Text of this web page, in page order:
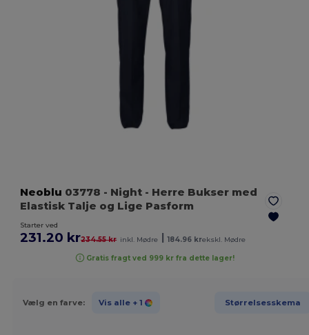
Neoblu 03778 - Night - Herre Bukser med
Elastisk Talje og Lige Pasform
Starter ved
231.20 kr234.55 kr inkl. Mødre 184.96 krekskl. Mødre
Gratis fragt ved 999 kr fra dette lager!
Vælg en farve: Vis alle + 1 Størrelsesskema